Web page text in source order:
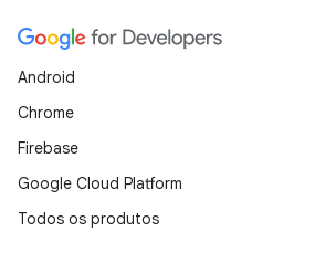
Android
Chrome
Firebase
Google Cloud Platform
Todos os produtos